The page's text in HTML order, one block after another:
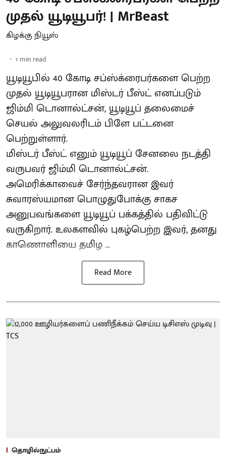
முதல் யூடியூபர்! | MrBeast
கிழக்கு நியூஸ்
1 min read
யூடியூபில் 40 கோடி சப்ஸ்க்ரைபர்களை பெற்ற
முதல் யூடியூபரான மிஸ்டர் பீஸ்ட் எனப்படும்
ஜிம்மி டொனால்ட்சன், யூடியூப் தலைமைச்
செயல் அலுவலரிடம் பிளே பட்டனை
பெற்றுள்ளார்.
மிஸ்டர் பீஸ்ட் எனும் யூடியூப் சேனலை நடத்தி
வருபவர் ஜிம்மி டொனால்ட்சன்.
அமெரிக்காவைச் சேர்ந்தவரான இவர்
சுவாரஸ்யமான பொழுதுபோக்கு சாகச
அனுபவங்களை யூடியூப் பக்கத்தில் பதிவிட்டு
வருகிறார். உலகளவில் புகழ்பெற்ற இவர், தனது
காணொளியை தமிழ ...
Read More
தொழில்நுட்பம்